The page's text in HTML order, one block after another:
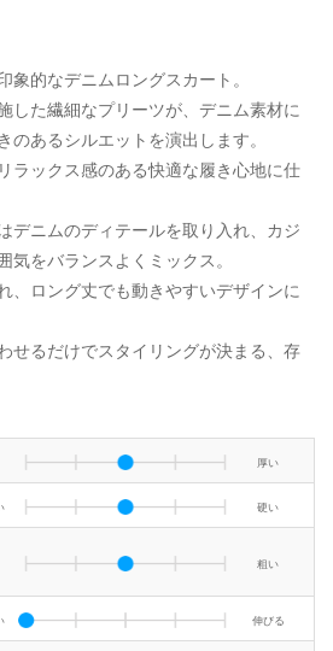
象的なデニムロングスカート。
した繊細なプリーツが、デニム素材に
のあるシルエットを演出します。
ラックス感のある快適な履き心地に仕
デニムのディテールを取り入れ、カジ
気をバランスよくミックス。
、ロング丈でも動きやすいデザインに
せるだけでスタイリングが決まる、存
厚い
硬い
粗い
伸びる